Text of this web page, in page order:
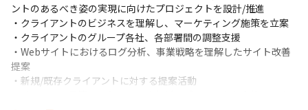
ントのあるべき姿の実現に向けたプロジェクトを設計/推進
・クライアントのビジネスを理解し、マーケティング施策を立案
・クライアントのグループ各社、各部署間の調整支援
・Webサイトにおけるログ分析、事業戦略を理解したサイト改善
提案
・新規/既存クライアントに対する提案活動